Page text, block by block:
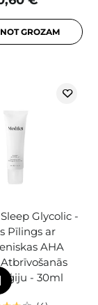
GROZAM
Glycolic -
Pīlings ar
AHA
- 30ml